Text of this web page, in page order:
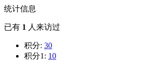
统计信息
已有 1 人来访过
积分: 30
积分1: 10